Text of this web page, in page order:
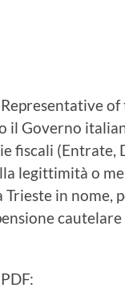
il Governo
fiscali
legittimità o
in nome,